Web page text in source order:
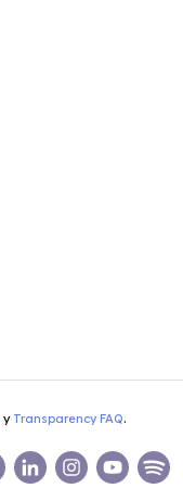
y Transparency FAQ.